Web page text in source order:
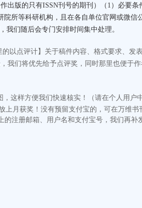
出版的只有ISSN刊号的期刊）（1）必要条
院所等科研机构，且在各自单位官网或微信
我们随后会专门安排时间集中处理。
的以点评计】 关于稿件内容、格式要求、发
我们将优先给予点评奖，同时那里也便于作
，这样方便我们快速核实！（请在个人用户
上月获奖！没有预留支付宝的，可在万维书
注册邮箱、用户名和支付宝号，我们再补